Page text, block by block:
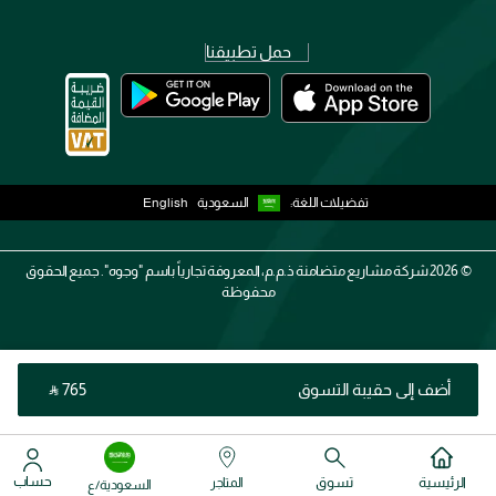
أضف إلى حقيبة التسوق ‎ ⃁ ⁦765⁩ ‎
حمل تطبيقنا
تفضيلات اللغة: السعودية English
2026 ©شركة مشاريع متضامنة ذ.م.م، المعروفة تجارياً باسم "وجوه". جميع الحقوق
محفوظة
الرئيسية تسوق المتاجر السعودية/ع حساب